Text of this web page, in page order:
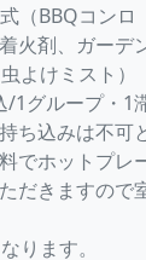
（BBQコンロ
火剤、ガーデ
よけミスト）
/1グループ・1
ち込みは不可
でホットプレ
だきますので
ります。